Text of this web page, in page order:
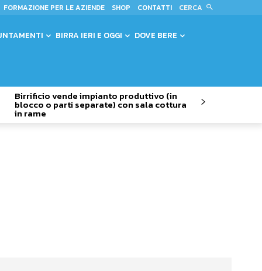
FORMAZIONE PER LE AZIENDE SHOP CONTATTI CERCA
BIRRA IERI E OGGI DOVE BERE
Birrificio vende impianto produttivo (in
blocco o parti separate) con sala cottura
in rame